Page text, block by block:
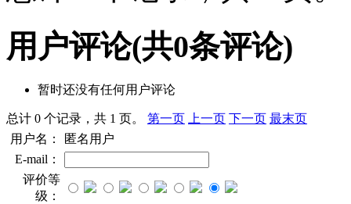
用户评论(共0条评论)
暂时还没有任何用户评论
总计 0 个记录，共 1 页。 第一页 上一页 下一页 最末页
用户名：
匿名用户
E-mail：
评价等
级：